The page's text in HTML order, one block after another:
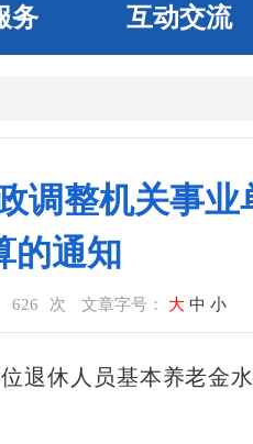
务 互动交流
调整机关事业
的通知
626 次 文章字号： 大 中 小
退休人员基本养老金